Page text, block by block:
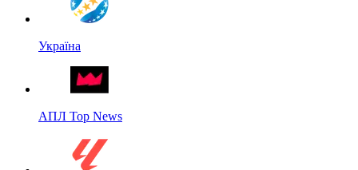
Україна
АПЛ Top News